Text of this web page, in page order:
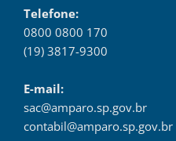
Telefone:
0800 0800 170
(19) 3817-9300
E-mail:
sac@amparo.sp.gov.br
contabil@amparo.sp.gov.br